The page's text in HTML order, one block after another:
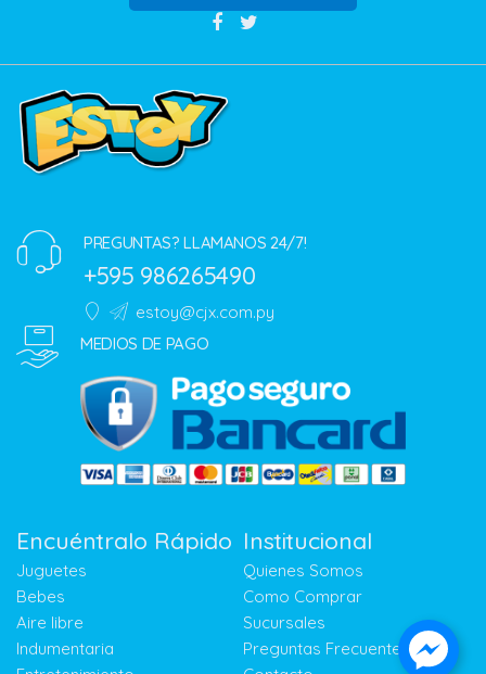
PREGUNTAS? LLAMANOS 24/7!
+595 986265490
estoy@cjx.com.py
MEDIOS DE PAGO
Encuéntralo Rápido
Juguetes
Bebes
Aire libre
Indumentaria
Institucional
Quienes Somos
Como Comprar
Sucursales
Preguntas Frecuentes